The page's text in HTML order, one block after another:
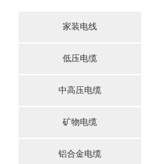
家装电线
低压电缆
中高压电缆
矿物电缆
铝合金电缆